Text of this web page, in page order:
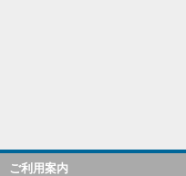
ご利用案内